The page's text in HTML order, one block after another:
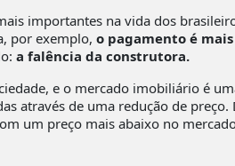
importantes na vida dos
por exemplo, o pagamento é
a falência da construtora.
e o mercado imobiliário é
através de uma redução de
um preço mais abaixo no